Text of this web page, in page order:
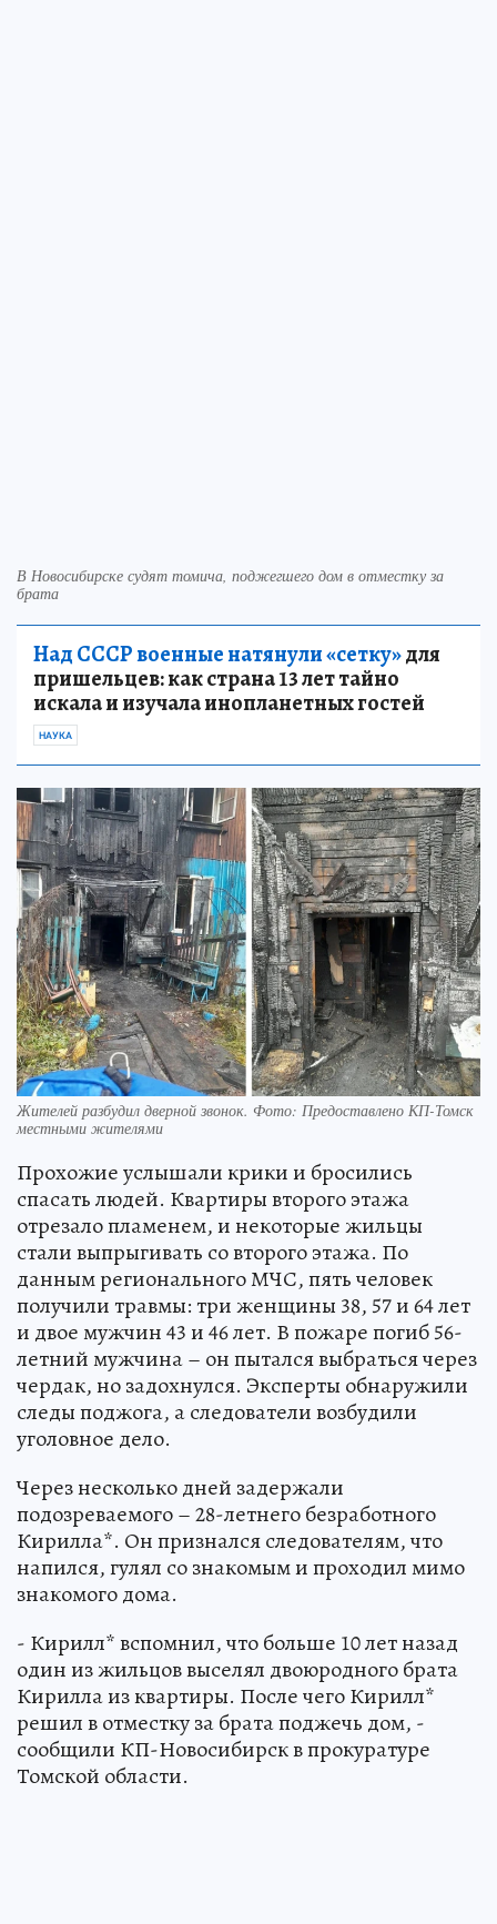
В Новосибирске судят томича, поджегшего дом в отместку за
брата
Над СССР военные натянули «сетку»для
пришельцев: как страна 13 лет тайно
искала и изучала инопланетных гостей
НАУКА
Жителей разбудил дверной звонок. Фото: Предоставлено КП-Томск
местными жителями
Прохожие услышали крики и бросились
спасать людей. Квартиры второго этажа
отрезало пламенем, и некоторые жильцы
стали выпрыгивать со второго этажа. По
данным регионального МЧС, пять человек
получили травмы: три женщины 38, 57 и 64 лет
и двое мужчин 43 и 46 лет. В пожаре погиб 56-
летний мужчина – он пытался выбраться через
чердак, но задохнулся. Эксперты обнаружили
следы поджога, а следователи возбудили
уголовное дело.
Через несколько дней задержали
подозреваемого – 28-летнего безработного
Кирилла*. Он признался следователям, что
напился, гулял со знакомым и проходил мимо
знакомого дома.
- Кирилл* вспомнил, что больше 10 лет назад
один из жильцов выселял двоюродного брата
Кирилла из квартиры. После чего Кирилл*
решил в отместку за брата поджечь дом, -
сообщили КП-Новосибирск в прокуратуре
Томской области.